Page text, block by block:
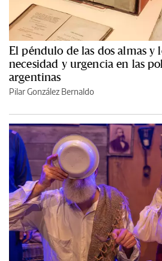
El péndulo de las dos almas y
necesidad y urgencia en las
argentinas
Pilar González Bernaldo